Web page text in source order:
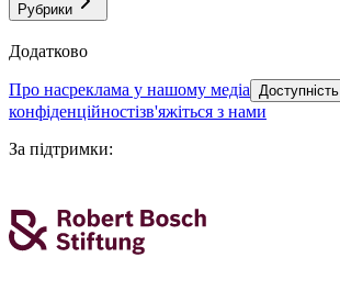
Рубрики
Додатково
про насреклама у нашому медіа Доступність
конфіденційностізв'яжіться з нами
За підтримки: